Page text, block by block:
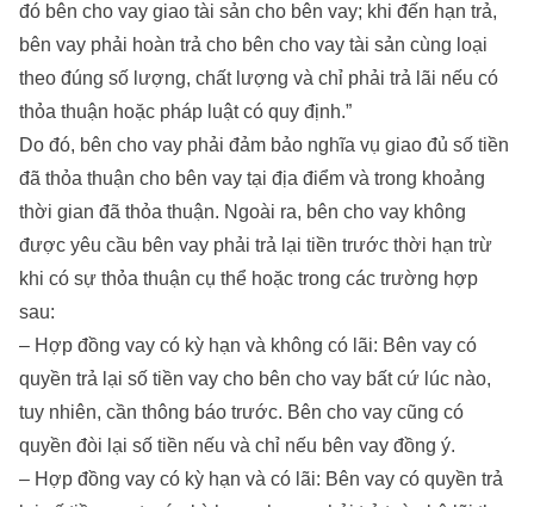
đó bên cho vay giao tài sản cho bên vay; khi đến hạn trả,
bên vay phải hoàn trả cho bên cho vay tài sản cùng loại
theo đúng số lượng, chất lượng và chỉ phải trả lãi nếu có
thỏa thuận hoặc pháp luật có quy định.”
Do đó, bên cho vay phải đảm bảo nghĩa vụ giao đủ số tiền
đã thỏa thuận cho bên vay tại địa điểm và trong khoảng
thời gian đã thỏa thuận. Ngoài ra, bên cho vay không
được yêu cầu bên vay phải trả lại tiền trước thời hạn trừ
khi có sự thỏa thuận cụ thể hoặc trong các trường hợp
sau:
– Hợp đồng vay có kỳ hạn và không có lãi: Bên vay có
quyền trả lại số tiền vay cho bên cho vay bất cứ lúc nào,
tuy nhiên, cần thông báo trước. Bên cho vay cũng có
quyền đòi lại số tiền nếu và chỉ nếu bên vay đồng ý.
– Hợp đồng vay có kỳ hạn và có lãi: Bên vay có quyền trả